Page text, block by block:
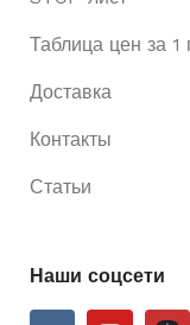
Таблица цен за 1
Доставка
Контакты
Статьи
Наши соцсети